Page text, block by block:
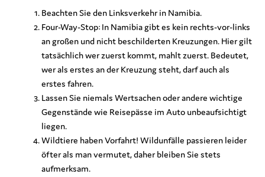
Beachten Sie den Linksverkehr in Namibia.
Four-Way-Stop: In Namibia gibt es kein rechts-vor-links
an großen und nicht beschilderten Kreuzungen. Hier gilt
tatsächlich wer zuerst kommt, mahlt zuerst. Bedeutet,
wer als erstes an der Kreuzung steht, darf auch als
erstes fahren.
Lassen Sie niemals Wertsachen oder andere wichtige
Gegenstände wie Reisepässe im Auto unbeaufsichtigt
liegen.
Wildtiere haben Vorfahrt! Wildunfälle passieren leider
öfter als man vermutet, daher bleiben Sie stets
aufmerksam.